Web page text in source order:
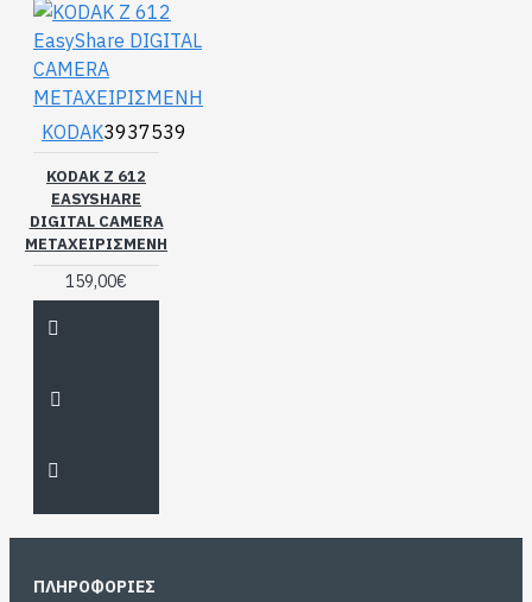
KODAK3937539
KODAK Z 612
EASYSHARE
DIGITAL CAMERA
ΜΕΤΑΧΕΙΡΙΣΜΕΝΗ
159,00€
ΠΛΗΡΟΦΟΡΙΕΣ